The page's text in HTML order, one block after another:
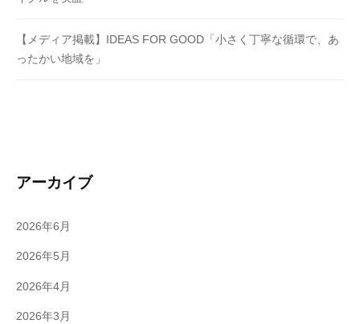
【メディア掲載】IDEAS FOR GOOD「小さく丁寧な循環で、あ
ったかい地域を」
アーカイブ
2026年6月
2026年5月
2026年4月
2026年3月